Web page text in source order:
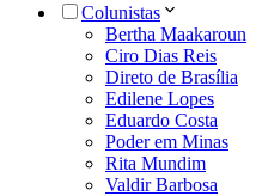
Colunistas
Bertha Maakaroun
Ciro Dias Reis
Direto de Brasília
Edilene Lopes
Eduardo Costa
Poder em Minas
Rita Mundim
Valdir Barbosa